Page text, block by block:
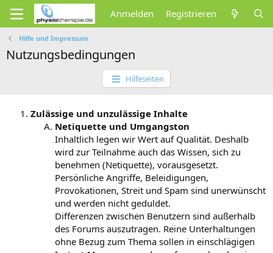
Anmelden Registrieren
Hilfe und Impressum
Nutzungsbedingungen
Hilfeseiten
Zulässige und unzulässige Inhalte
Netiquette und Umgangston
Inhaltlich legen wir Wert auf Qualität. Deshalb
wird zur Teilnahme auch das Wissen, sich zu
benehmen (Netiquette), vorausgesetzt.
Persönliche Angriffe, Beleidigungen,
Provokationen, Streit und Spam sind unerwünscht
und werden nicht geduldet.
Differenzen zwischen Benutzern sind außerhalb
des Forums auszutragen. Reine Unterhaltungen
ohne Bezug zum Thema sollen in einschlägigen